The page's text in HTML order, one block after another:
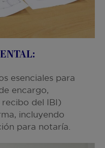
esenciales para
encargo,
recibo del IBI)
incluyendo
para notaría.